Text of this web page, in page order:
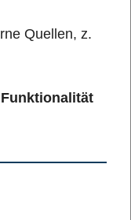
Quellen, z.